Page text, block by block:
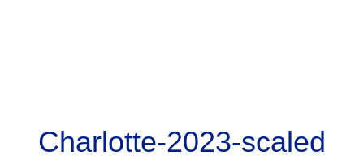
inhoud
Charlotte-2023-scaled